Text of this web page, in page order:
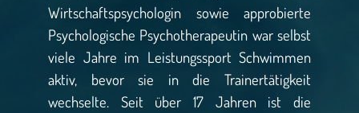
Wirtschaftspsychologin sowie approbierte
Psychologische Psychotherapeutin war selbst
viele Jahre im Leistungssport Schwimmen
aktiv, bevor sie in die Trainertätigkeit
wechselte. Seit über 17 Jahren ist die